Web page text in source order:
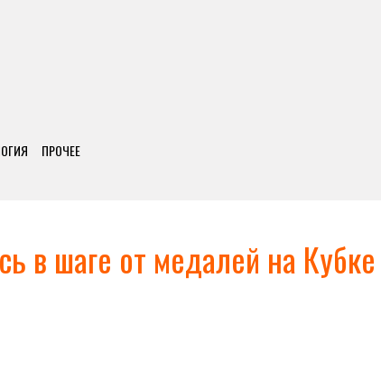
ПРОЧЕЕ
в шаге от медалей на Кубке